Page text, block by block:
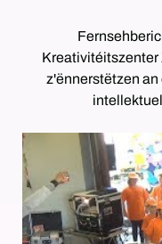
Kreativitéitszenter
z'ënnerstëtzen an